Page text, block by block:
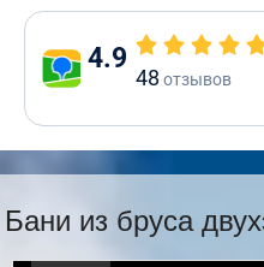
4.9
48 отзывов
Бани из бруса